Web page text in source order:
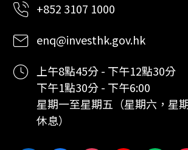
+852 3107 1000
enq@investhk.gov.hk
上午8點45分 - 下午12點30分
下午1點30分 - 下午6:00
星期一至星期五（星期六，星
休息）